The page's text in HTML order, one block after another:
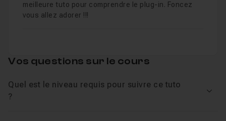
meilleure tuto pour comprendre le plug-in. Foncez
vous allez adorer !!!
Vos questions sur le cours
Quel est le niveau requis pour suivre ce tuto
?